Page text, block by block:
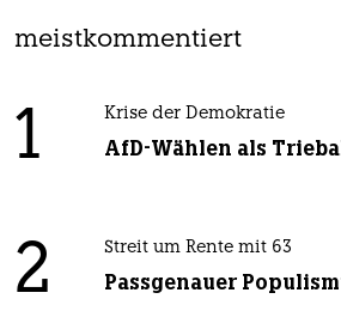
meistkommentiert
1 Krise der Demokratie
AfD-Wählen als
2 Streit um Rente mit 63
Passgenauer